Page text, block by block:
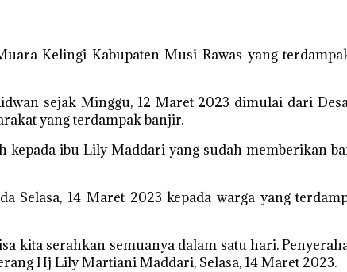
Kelingi Kabupaten Musi Rawas yang
sejak Minggu, 12 Maret 2023 dimulai dari
yang terdampak banjir.
ibu Lily Maddari yang sudah memberikan
Selasa, 14 Maret 2023 kepada warga yang
kita serahkan semuanya dalam satu hari.
Hj Lily Martiani Maddari, Selasa, 14 Maret 2023.